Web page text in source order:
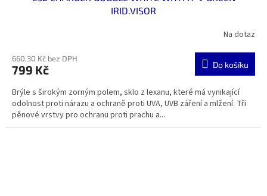
IRID.VISOR
Na dotaz
660,30 Kč bez DPH
799 Kč Do košíku
Brýle s širokým zorným polem, sklo z lexanu, které má vynikající
odolnost proti nárazu a ochraně proti UVA, UVB záření a mlžení. Tři
pěnové vrstvy pro ochranu proti prachu a...